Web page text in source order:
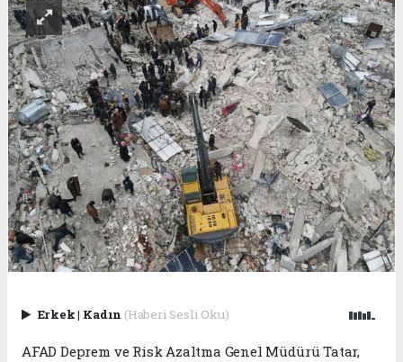
Erkek| Kadın (Haberi Sesli Oku)
AFAD Deprem ve Risk Azaltma Genel Müdürü Tatar,